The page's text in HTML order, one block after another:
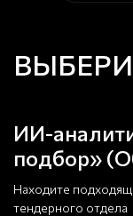
ИИ-
подбор»
Находите
тендерного отдела